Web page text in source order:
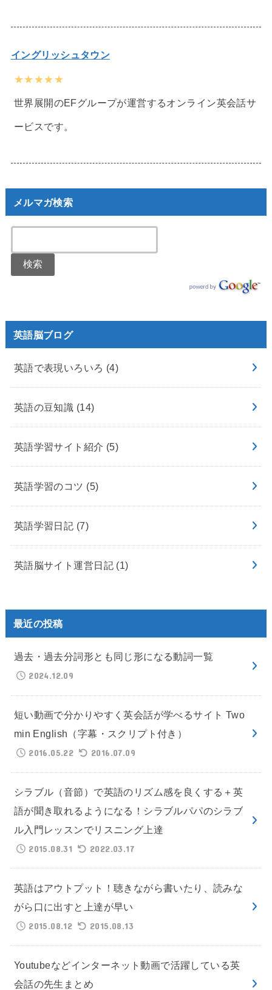
イングリッシュタウン
★★★★★
世界展開のEFグループが運営するオンライン英会話サ
ービスです。
メルマガ検索
英語脳ブログ
英語で表現いろいろ (4)
英語の豆知識 (14)
英語学習サイト紹介 (5)
英語学習のコツ (5)
英語学習日記 (7)
英語脳サイト運営日記 (1)
最近の投稿
過去・過去分詞形とも同じ形になる動詞一覧
2024.12.09
短い動画で分かりやすく英会話が学べるサイト Two
min English（字幕・スクリプト付き）
2016.05.22
2016.07.09
シラブル（音節）で英語のリズム感を良くする＋英
語が聞き取れるようになる！シラブルパパのシラブ
ル入門レッスンでリスニング上達
2015.08.31
2022.03.17
英語はアウトプット！聴きながら書いたり、読みな
がら口に出すと上達が早い
2015.08.12
2015.08.13
Youtubeなどインターネット動画で活躍している英
会話の先生まとめ